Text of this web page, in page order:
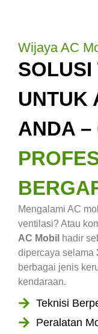
Wijaya AC
UNTUK
ANDA –
Mengalami AC
ventilasi? Atau
AC Mobil hadir
dipercaya selama
berbagai jenis
kendaraan.
Teknisi
Peralatan